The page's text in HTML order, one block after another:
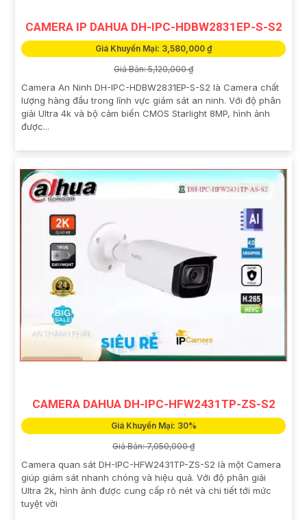
CAMERA IP DAHUA DH-IPC-HDBW2831EP-S-S2
Giá Khuyến Mại: 3,580,000 ₫
Giá Bán: 5,120,000 ₫
Camera An Ninh DH-IPC-HDBW2831EP-S-S2 là Camera chất
lượng hàng đầu trong lĩnh vực giám sát an ninh. Với độ phân
giải Ultra 4k và bộ cảm biến CMOS Starlight 8MP, hình ảnh
được...
CAMERA DAHUA DH-IPC-HFW2431TP-ZS-S2
Giá Khuyến Mại: 30%
Giá Bán: 7,050,000 ₫
Camera quan sát DH-IPC-HFW2431TP-ZS-S2 là một Camera
giúp giám sát nhanh chóng và hiệu quả. Với độ phân giải
Ultra 2k, hình ảnh được cung cấp rõ nét và chi tiết tới mức
tuyệt vời